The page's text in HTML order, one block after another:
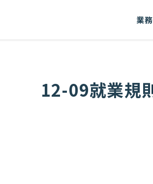
業
12-09就業規